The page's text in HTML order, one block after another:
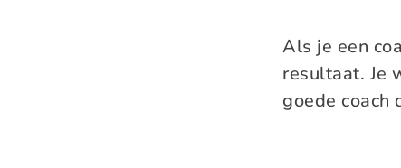
Als je een
resultaat. Je
goede coach